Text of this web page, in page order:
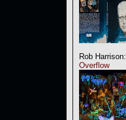
Rob Harrison:
Overflow